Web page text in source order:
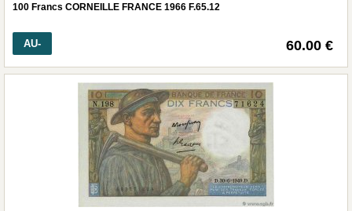
100 Francs CORNEILLE FRANCE 1966 F.65.12
AU- 60.00 €